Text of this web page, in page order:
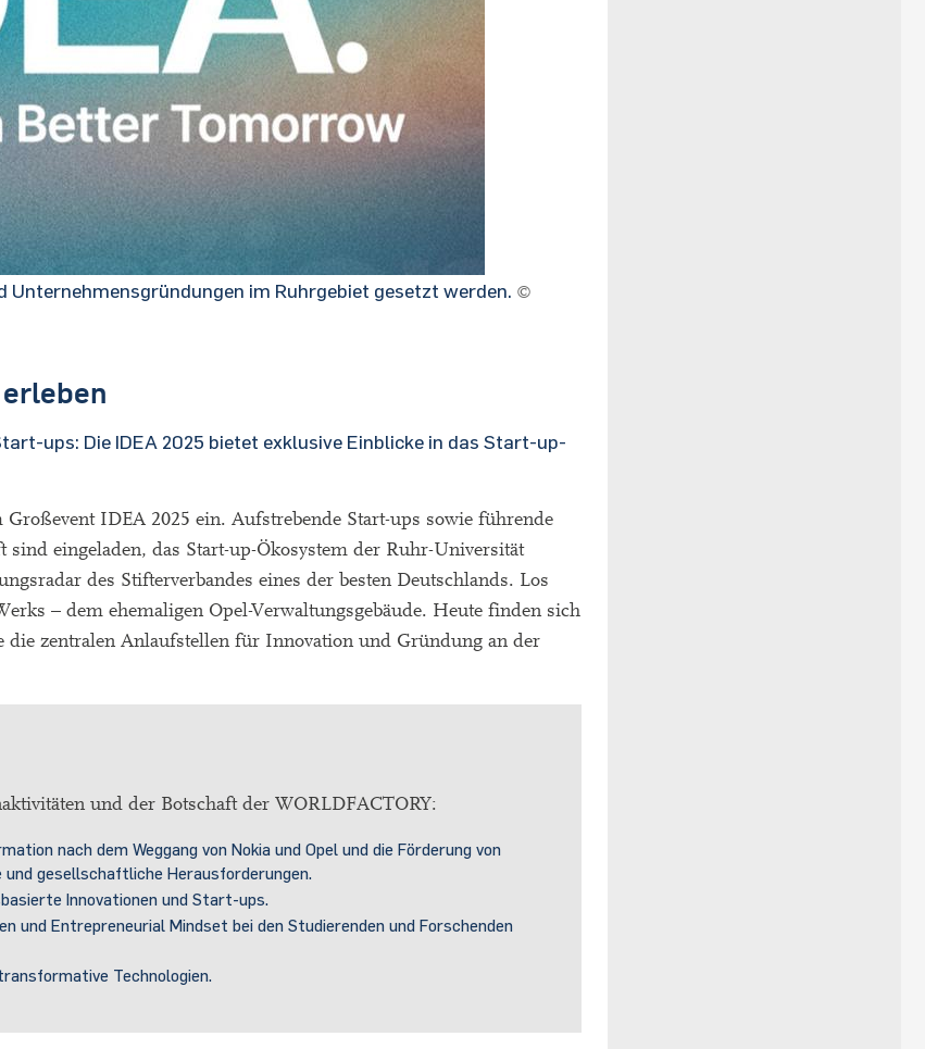
im Ruhrgebiet gesetzt werden. ©
ups: Die IDEA 2025 bietet exklusive Einblicke in das Start-up-
IDEA 2025 ein. Aufstrebende Start-ups sowie führende
eingeladen, das Start-up-Ökosystem der Ruhr-Universität
des Stifterverbandes eines der besten Deutschlands. Los
– dem ehemaligen Opel-Verwaltungsgebäude. Heute finden sich
zentralen Anlaufstellen für Innovation und Gründung an der
und der Botschaft der WORLDFACTORY:
nach dem Weggang von Nokia und Opel und die Förderung von
gesellschaftliche Herausforderungen.
Innovationen und Start-ups.
und Entrepreneurial Mindset bei den Studierenden und Forschenden
Technologien.